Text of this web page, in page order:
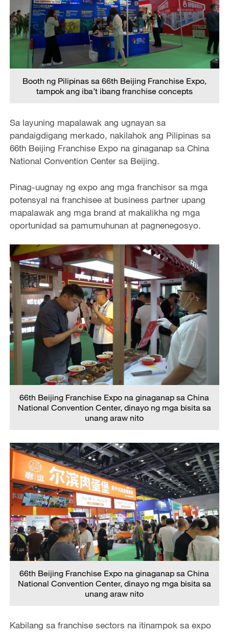
Booth ng Pilipinas sa 66th Beijing Franchise Expo,
tampok ang iba’t ibang franchise concepts
Sa layuning mapalawak ang ugnayan sa
pandaigdigang merkado, nakilahok ang Pilipinas sa
66th Beijing Franchise Expo na ginaganap sa China
National Convention Center sa Beijing.
Pinag-uugnay ng expo ang mga franchisor sa mga
potensyal na franchisee at business partner upang
mapalawak ang mga brand at makalikha ng mga
oportunidad sa pamumuhunan at pagnenegosyo.
66th Beijing Franchise Expo na ginaganap sa China
National Convention Center, dinayo ng mga bisita sa
unang araw nito
66th Beijing Franchise Expo na ginaganap sa China
National Convention Center, dinayo ng mga bisita sa
unang araw nito
Kabilang sa franchise sectors na itinampok sa expo